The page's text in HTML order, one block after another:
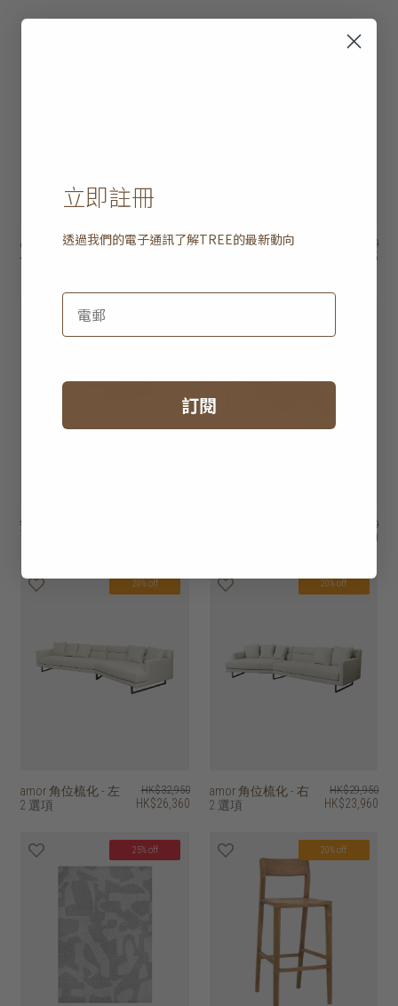
easy time 三座位梳
化
HK$22,450
50% off
terra glow Andes 枱
HK$1,950
HK$975
安山岩石碗 HK$1,250
HK$1,000
20% off
amor 角位梳化 - 左
2 選項
HK$32,950
HK$26,360
20% off
amor 角位梳化 - 右
2 選項
HK$29,950
HK$23,960
25% off 20% off
立即註冊
透過我們的電子通訊了解TREE的最新動向
訂閱